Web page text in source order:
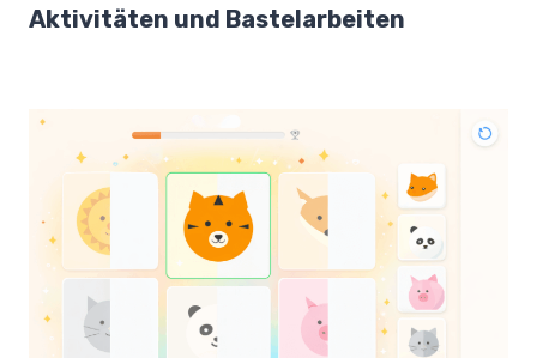
Aktivitäten und Bastelarbeiten